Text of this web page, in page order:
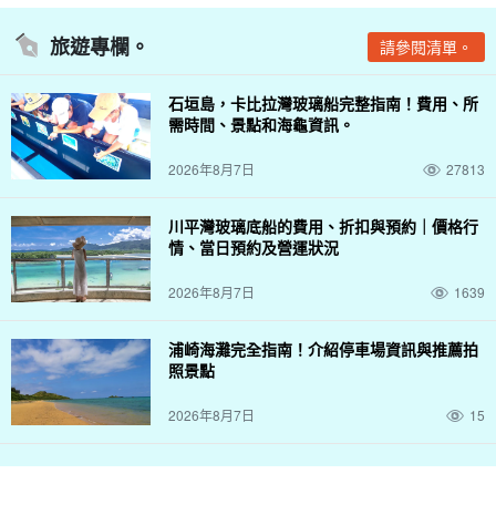
旅遊專欄。 請參閱清單。
石垣島，卡比拉灣玻璃船完整指南！費用、所
需時間、景點和海龜資訊。
2026年8月7日 27813
川平灣玻璃底船的費用、折扣與預約｜價格行
情、當日預約及營運狀況
2026年8月7日 1639
浦崎海灘完全指南！介紹停車場資訊與推薦拍
照景點
2026年8月7日 15